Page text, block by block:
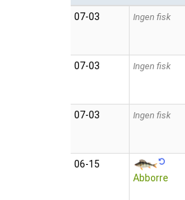
07‑03 Ingen fisk
07‑03 Ingen fisk
07‑03 Ingen fisk
06‑15
Abborre